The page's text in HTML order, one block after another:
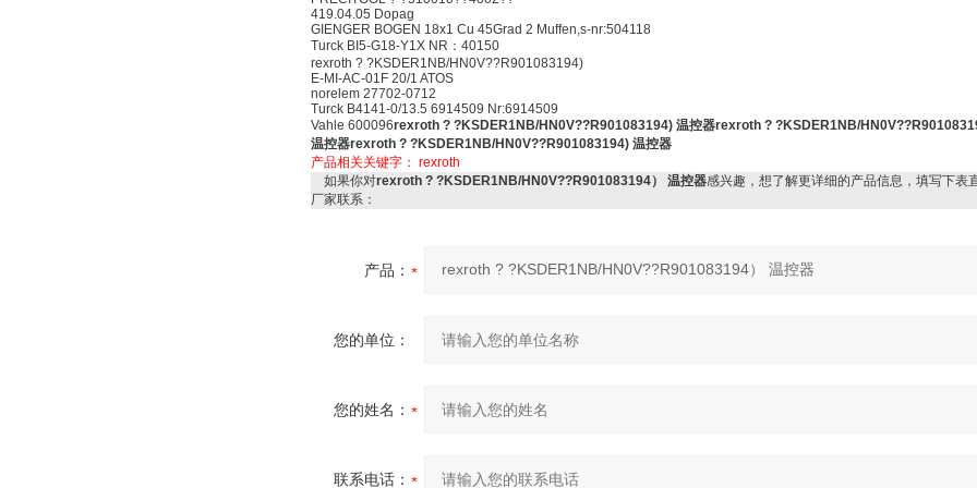
419.04.05 Dopag
GIENGER BOGEN 18x1 Cu 45Grad 2 Muffen,s-nr:504118
Turck BI5-G18-Y1X NR：40150
rexroth ? ?KSDER1NB/HN0V??R901083194)
E-MI-AC-01F 20/1 ATOS
norelem 27702-0712
Turck B4141-0/13.5 6914509 Nr:6914509
Vahle 600096rexroth ? ?KSDER1NB/HN0V??R901083194) 温控器rexroth ? ?KSDER1NB/
温控器rexroth ? ?KSDER1NB/HN0V??R901083194) 温控器
产品相关关键字： rexroth
如果你对rexroth ? ?KSDER1NB/HN0V??R901083194） 温控器感兴趣，想了解更详细的产品信息，填写下表
厂家联系：
产品：
您的单位：
您的姓名：
联系电话：